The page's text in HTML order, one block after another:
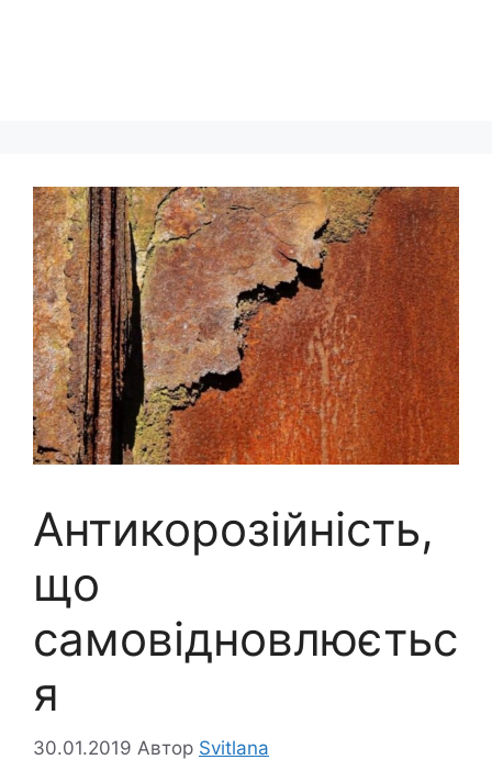
Антикорозійність,
що
самовідновлюєтьс
я
30.01.2019 Автор Svitlana